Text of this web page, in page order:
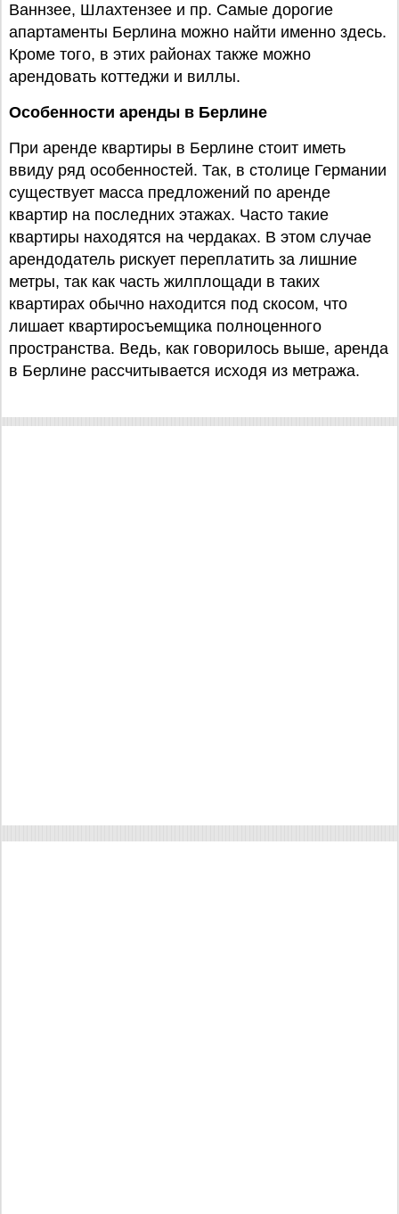
Ваннзее, Шлахтензее и пр. Самые дорогие
апартаменты Берлина можно найти именно здесь.
Кроме того, в этих районах также можно
арендовать коттеджи и виллы.
Особенности аренды в Берлине
При аренде квартиры в Берлине стоит иметь
ввиду ряд особенностей. Так, в столице Германии
существует масса предложений по аренде
квартир на последних этажах. Часто такие
квартиры находятся на чердаках. В этом случае
арендодатель рискует переплатить за лишние
метры, так как часть жилплощади в таких
квартирах обычно находится под скосом, что
лишает квартиросъемщика полноценного
пространства. Ведь, как говорилось выше, аренда
в Берлине рассчитывается исходя из метража.